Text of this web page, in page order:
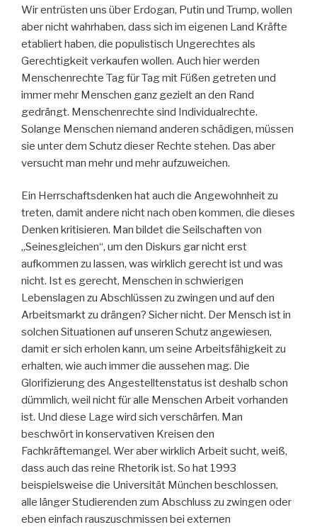
Wir entrüsten uns über Erdogan, Putin und Trump, wollen
aber nicht wahrhaben, dass sich im eigenen Land Kräfte
etabliert haben, die populistisch Ungerechtes als
Gerechtigkeit verkaufen wollen. Auch hier werden
Menschenrechte Tag für Tag mit Füßen getreten und
immer mehr Menschen ganz gezielt an den Rand
gedrängt. Menschenrechte sind Individualrechte.
Solange Menschen niemand anderen schädigen, müssen
sie unter dem Schutz dieser Rechte stehen. Das aber
versucht man mehr und mehr aufzuweichen.
Ein Herrschaftsdenken hat auch die Angewohnheit zu
treten, damit andere nicht nach oben kommen, die dieses
Denken kritisieren. Man bildet die Seilschaften von
„Seinesgleichen“, um den Diskurs gar nicht erst
aufkommen zu lassen, was wirklich gerecht ist und was
nicht. Ist es gerecht, Menschen in schwierigen
Lebenslagen zu Abschlüssen zu zwingen und auf den
Arbeitsmarkt zu drängen? Sicher nicht. Der Mensch ist in
solchen Situationen auf unseren Schutz angewiesen,
damit er sich erholen kann, um seine Arbeitsfähigkeit zu
erhalten, wie auch immer die aussehen mag. Die
Glorifizierung des Angestelltenstatus ist deshalb schon
dümmlich, weil nicht für alle Menschen Arbeit vorhanden
ist. Und diese Lage wird sich verschärfen. Man
beschwört in konservativen Kreisen den
Fachkräftemangel. Wer aber wirklich Arbeit sucht, weiß,
dass auch das reine Rhetorik ist. So hat 1993
beispielsweise die Universität München beschlossen,
alle länger Studierenden zum Abschluss zu zwingen oder
eben einfach rauszuschmissen bei externen